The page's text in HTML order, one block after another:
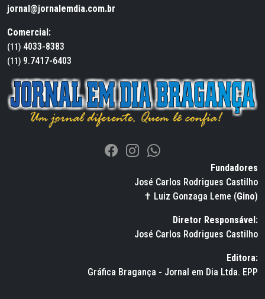
jornal@jornalemdia.com.br
Comercial:
(11) 4033-8383
(11) 9.7417-6403
Fundadores
José Carlos Rodrigues Castilho
✝ Luiz Gonzaga Leme (Gino)
Diretor Responsável:
José Carlos Rodrigues Castilho
Editora:
Gráfica Bragança - Jornal em Dia Ltda. EPP